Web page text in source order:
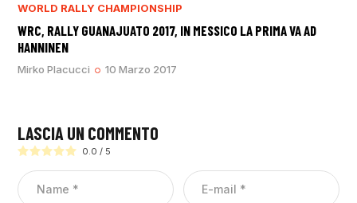
WORLD RALLY CHAMPIONSHIP
WRC, RALLY GUANAJUATO 2017, IN MESSICO LA PRIMA VA AD
HANNINEN
Mirko Placucci 10 Marzo 2017
LASCIA UN COMMENTO
0.0 / 5